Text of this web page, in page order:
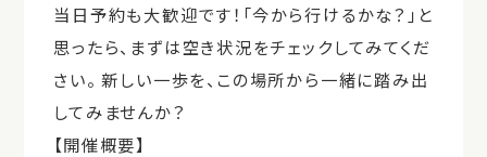
当日予約も大歓迎です！「今から行けるかな？」と
思ったら、まずは空き状況をチェックしてみてくだ
さい。 新しい一歩を、この場所から一緒に踏み出
してみませんか？
【開催概要】